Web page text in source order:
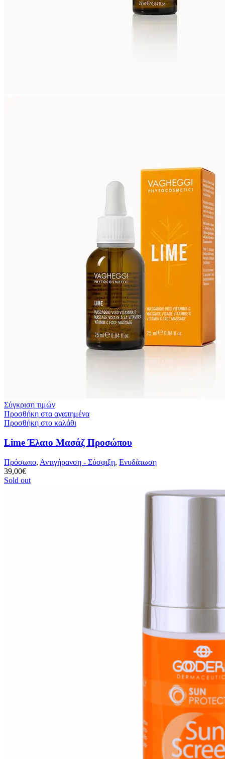
Σύγκριση τιμών
Προσθήκη στα αγαπημένα
Προσθήκη στο καλάθι
Lime Έλαιο Μασάζ Προσώπου
Πρόσωπο, Αντιγήρανση - Σύσφιξη, Ενυδάτωση
39,00€
Sold out